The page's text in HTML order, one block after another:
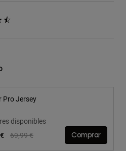
Pro Jersey
disponibles
Price reduced from
69,99 €to Comprar